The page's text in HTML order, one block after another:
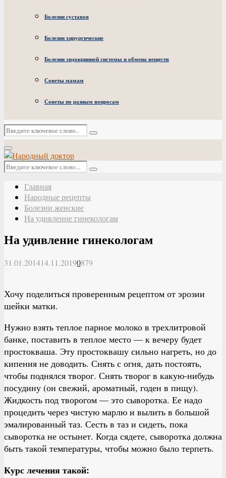
Болезни суставов
Болезни хирургические
Болезни эндокринной системы и обмена веществ
Советы мамам
Советы по разным вопросам
Искать:
Поиск
Основное
меню
Искать:
Поиск
Главная
Народные рецепты
Болезни женские
На удивление гинекологам
На удивление гинекологам
31.01.201414.11.20190879
Хочу поделиться проверенным рецептом от эрозии
шейки матки.
Нужно взять теплое парное молоко в трехлитровой
банке, поставить в теплое место — к вечеру будет
простокваша. Эту простоквашу сильно нагреть, но до
кипения не доводить. Снять с огня, дать постоять,
чтобы поднялся творог. Снять творог в какую-нибудь
посудину (он свежий, ароматный, годен в пищу).
Жидкость под творогом — это сыворотка. Ее надо
процедить через чистую марлю и вылить в большой
эмалированный таз. Сесть в таз и сидеть, пока
сыворотка не остынет. Когда сядете, сыворотка должна
быть такой температуры, чтобы можно было терпеть.
Курс лечения такой: